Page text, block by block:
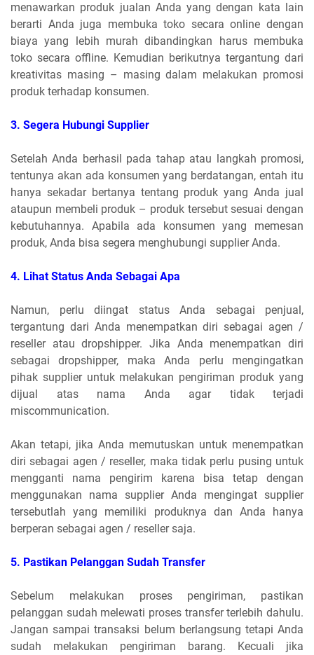
menawarkan produk jualan Anda yang dengan kata lain
berarti Anda juga membuka toko secara online dengan
biaya yang lebih murah dibandingkan harus membuka
toko secara offline. Kemudian berikutnya tergantung dari
kreativitas masing – masing dalam melakukan promosi
produk terhadap konsumen.
3. Segera Hubungi Supplier
Setelah Anda berhasil pada tahap atau langkah promosi,
tentunya akan ada konsumen yang berdatangan, entah itu
hanya sekadar bertanya tentang produk yang Anda jual
ataupun membeli produk – produk tersebut sesuai dengan
kebutuhannya. Apabila ada konsumen yang memesan
produk, Anda bisa segera menghubungi supplier Anda.
4. Lihat Status Anda Sebagai Apa
Namun, perlu diingat status Anda sebagai penjual,
tergantung dari Anda menempatkan diri sebagai agen /
reseller atau dropshipper. Jika Anda menempatkan diri
sebagai dropshipper, maka Anda perlu mengingatkan
pihak supplier untuk melakukan pengiriman produk yang
dijual atas nama Anda agar tidak terjadi
miscommunication.
Akan tetapi, jika Anda memutuskan untuk menempatkan
diri sebagai agen / reseller, maka tidak perlu pusing untuk
mengganti nama pengirim karena bisa tetap dengan
menggunakan nama supplier Anda mengingat supplier
tersebutlah yang memiliki produknya dan Anda hanya
berperan sebagai agen / reseller saja.
5. Pastikan Pelanggan Sudah Transfer
Sebelum melakukan proses pengiriman, pastikan
pelanggan sudah melewati proses transfer terlebih dahulu.
Jangan sampai transaksi belum berlangsung tetapi Anda
sudah melakukan pengiriman barang. Kecuali jika